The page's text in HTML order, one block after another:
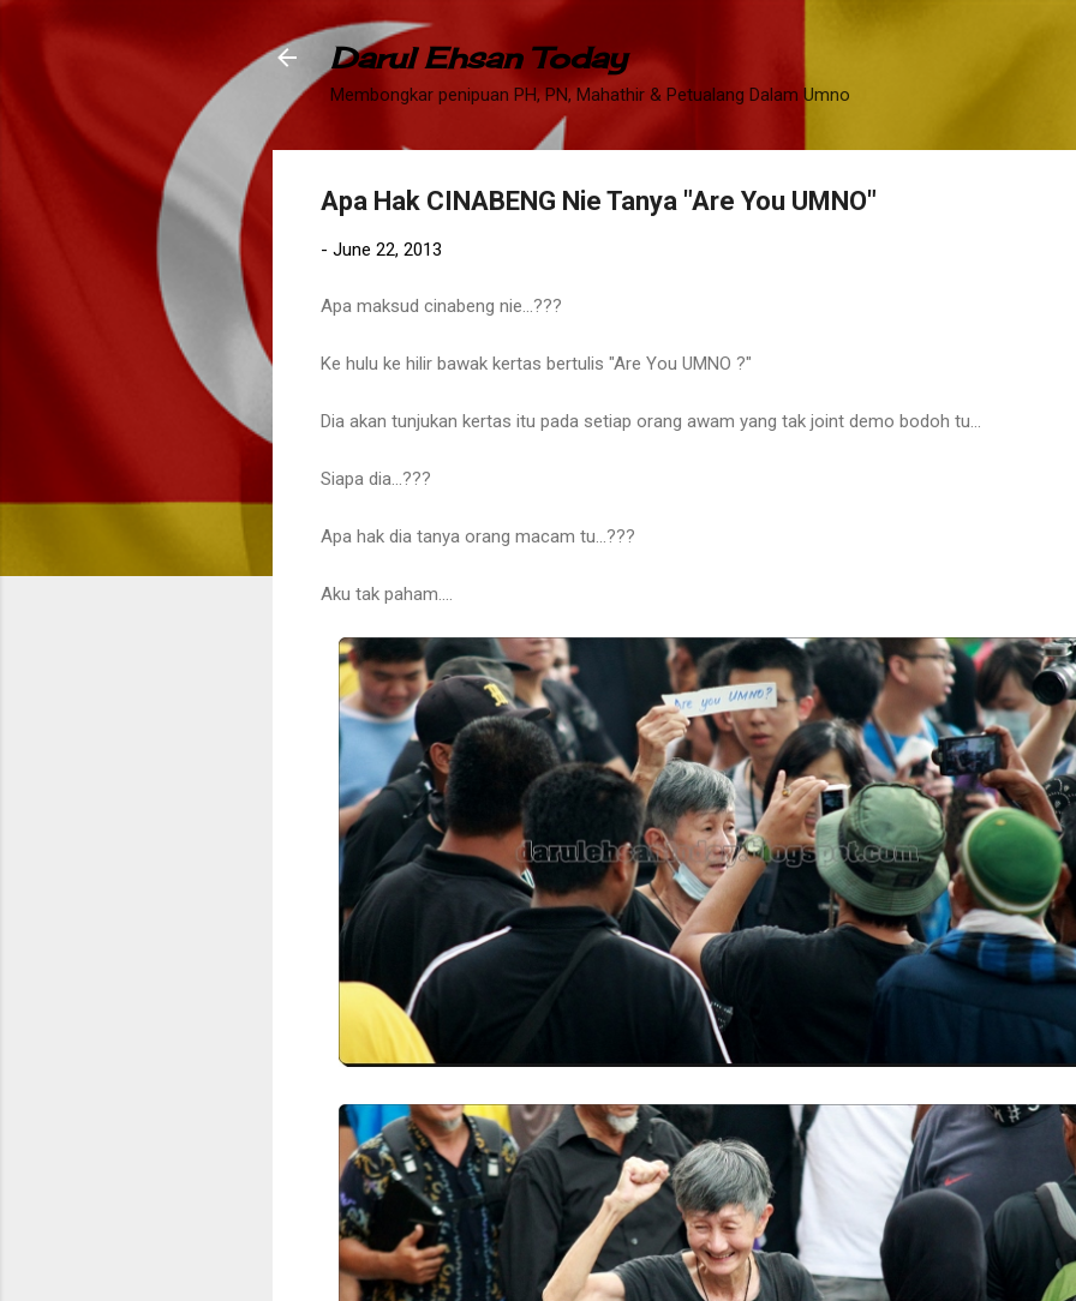
Darul Ehsan Today
Membongkar penipuan PH, PN, Mahathir & Petualang Dalam Umno
Apa Hak CINABENG Nie Tanya "Are You UMNO"
- June 22, 2013
Apa maksud cinabeng nie...???
Ke hulu ke hilir bawak kertas bertulis "Are You UMNO ?"
Dia akan tunjukan kertas itu pada setiap orang awam yang tak joint demo bodoh tu...
Siapa dia...???
Apa hak dia tanya orang macam tu...???
Aku tak paham....